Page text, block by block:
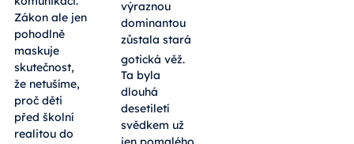
Zákon ale jen
pohodlně
maskuje
skutečnost,
že netušíme,
proč děti
před školní
realitou do
výraznou
dominantou
zůstala stará
gotická věž.
Ta byla
dlouhá
desetiletí
svědkem už